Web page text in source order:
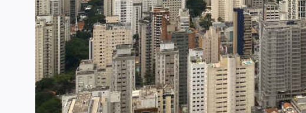
Money Trader
Colunas
Especiais
Internacional
Marketing
Tecnologia